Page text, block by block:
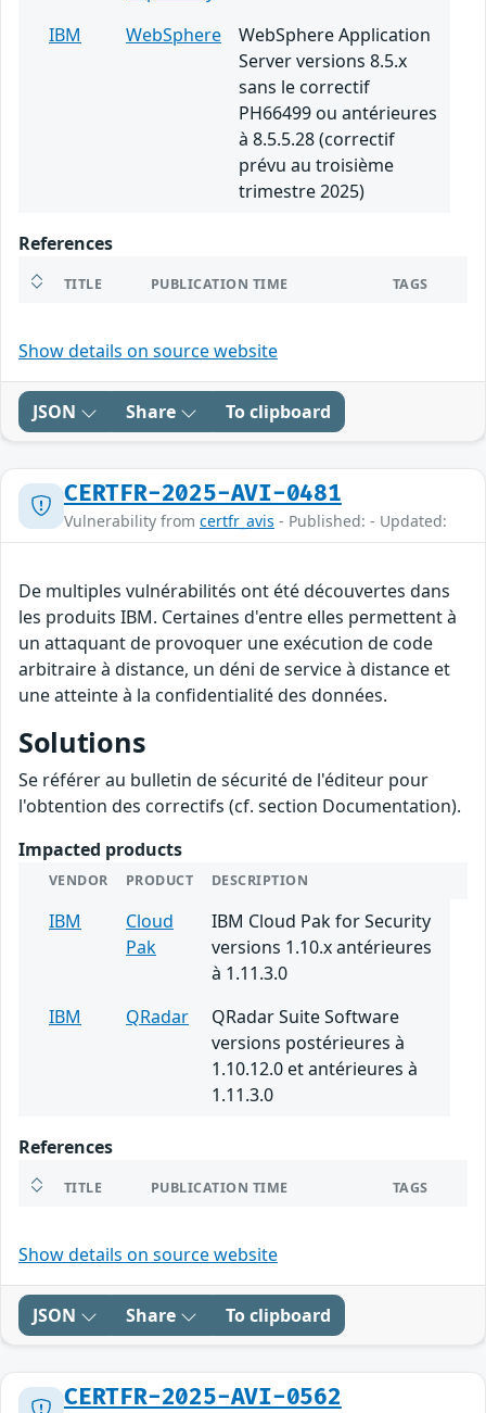
IBM
WebSphere
WebSphere Application
Server versions 8.5.x
sans le correctif
PH66499 ou antérieures
à 8.5.5.28 (correctif
prévu au troisième
trimestre 2025)
References
TITLE PUBLICATION TIME TAGS
Show details on source website
JSON Share To clipboard
CERTFR-2025-AVI-0481
Vulnerability from certfr_avis - Published: - Updated:
De multiples vulnérabilités ont été découvertes dans
les produits IBM. Certaines d'entre elles permettent à
un attaquant de provoquer une exécution de code
arbitraire à distance, un déni de service à distance et
une atteinte à la confidentialité des données.
Solutions
Se référer au bulletin de sécurité de l'éditeur pour
l'obtention des correctifs (cf. section Documentation).
Impacted products
VENDOR PRODUCT DESCRIPTION
IBM
Cloud
Pak
IBM Cloud Pak for Security
versions 1.10.x antérieures
à 1.11.3.0
IBM
QRadar
QRadar Suite Software
versions postérieures à
1.10.12.0 et antérieures à
1.11.3.0
References
TITLE PUBLICATION TIME TAGS
Show details on source website
JSON Share To clipboard
CERTFR-2025-AVI-0562